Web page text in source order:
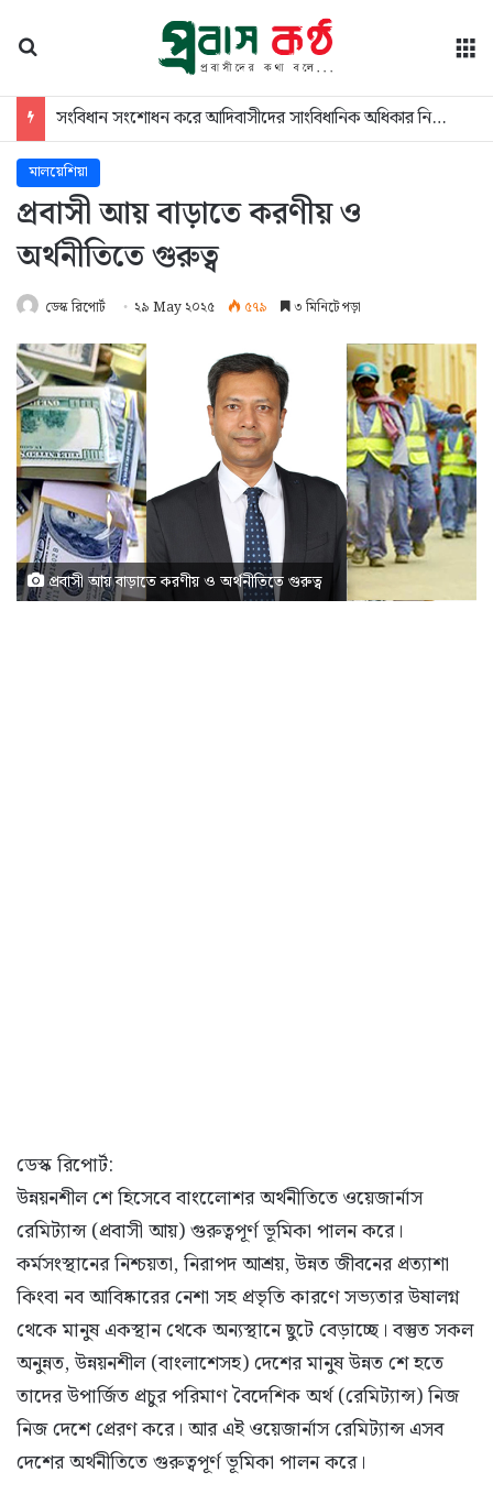
সংবিধান সংশোধন করে আদিবাসীদের সাংবিধানিক অধিকার নিশ্চিত করতে হবে: টিআইবি পরিচালক
মালয়েশিয়া
প্রবাসী আয় বাড়াতে করণীয় ও
অর্থনীতিতে গুরুত্ব
ডেস্ক রিপোর্ট ২৯ May ২০২৫ ৫৭৯ ৩ মিনিটে পড়া
প্রবাসী আয় বাড়াতে করণীয় ও অর্থনীতিতে গুরুত্ব
ডেস্ক রিপোর্ট:
উন্নয়নশীল শে হিসেবে বাংলােেশর অর্থনীতিতে ওয়েজার্নাস
রেমিট্যান্স (প্রবাসী আয়) গুরুত্বপূর্ণ ভূমিকা পালন করে।
কর্মসংস্থানের নিশ্চয়তা, নিরাপদ আশ্রয়, উন্নত জীবনের প্রত্যাশা
কিংবা নব আবিষ্কারের নেশা সহ প্রভৃতি কারণে সভ্যতার উষালগ্ন
থেকে মানুষ একস্থান থেকে অন্যস্থানে ছুটে বেড়াচ্ছে। বস্তুত সকল
অনুন্নত, উন্নয়নশীল (বাংলাশেসহ) দেশের মানুষ উন্নত শে হতে
তাদের উপার্জিত প্রচুর পরিমাণ বৈদেশিক অর্থ (রেমিট্যান্স) নিজ
নিজ দেশে প্রেরণ করে। আর এই ওয়েজার্নাস রেমিট্যান্স এসব
দেশের অর্থনীতিতে গুরুত্বপূর্ণ ভূমিকা পালন করে।